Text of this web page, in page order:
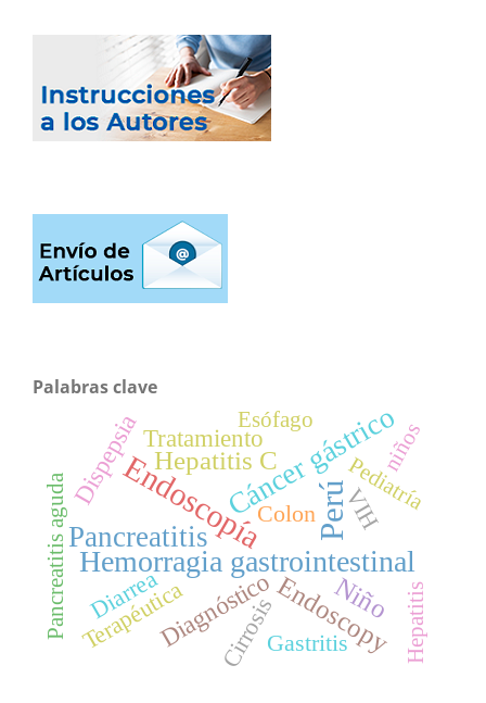
Palabras clave
Perú
Endoscopía
Hemorragia gastrointestinal
Pancreatitis
Cáncer gástrico
Endoscopy
Niño
Hepatitis C
Diagnóstico
DispepsiaTratamiento
Cirrosis
Colon
Gastritis
VIH
Terapéutica
Diarrea
Pancreatitis aguda Pediatría
Hepatitis
Esófago niños